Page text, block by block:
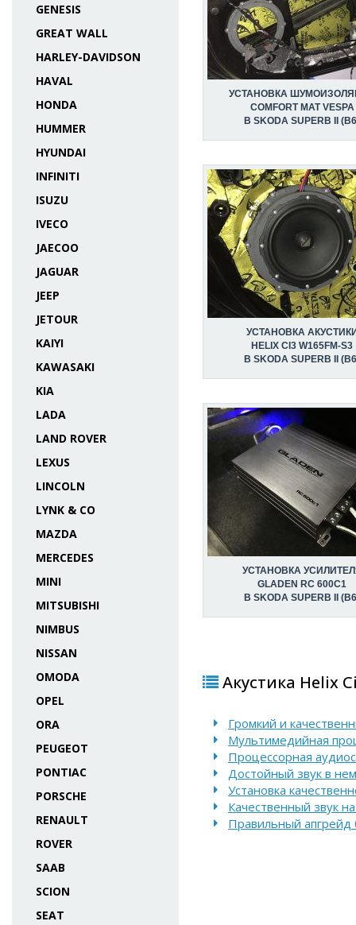
GENESIS
GREAT WALL
HARLEY-DAVIDSON
HAVAL
HONDA
HUMMER
HYUNDAI
INFINITI
ISUZU
IVECO
JAECOO
JAGUAR
JEEP
JETOUR
KAIYI
KAWASAKI
KIA
LADA
LAND ROVER
LEXUS
LINCOLN
LYNK & CO
MAZDA
MERCEDES
MINI
MITSUBISHI
NIMBUS
NISSAN
OMODA
OPEL
ORA
PEUGEOT
PONTIAC
PORSCHE
RENAULT
ROVER
SAAB
SCION
SEAT
УСТАНОВКА
COMFORT MAT VESPA
В SKODA SUPERB II
УСТАНОВКА
HELIX CI3 W165FM-S3
В SKODA SUPERB II
УСТАНОВКА
GLADEN RC 600C1
В SKODA SUPERB II
Акустика Helix
Громкий и
Мультимедийная
Процессорная
Достойный звук в
Установка
Качественный звук
Правильный апгрейд